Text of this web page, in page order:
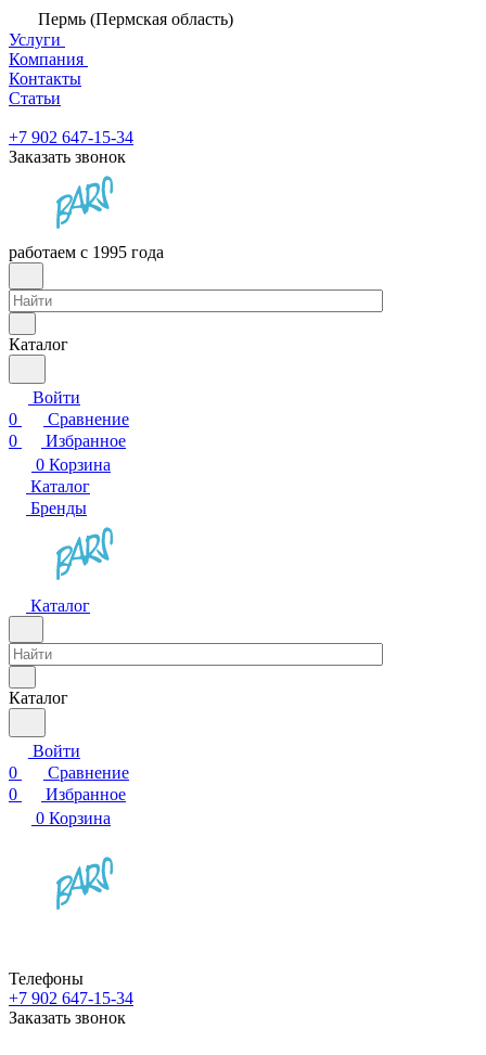
Пермь (Пермская область)
Услуги
Компания
Контакты
Статьи
+7 902 647-15-34
Заказать звонок
работаем с 1995 года
Каталог
Войти
0
Сравнение
0
Избранное
0 Корзина
Каталог
Бренды
Каталог
Каталог
Войти
0
Сравнение
0
Избранное
0 Корзина
Телефоны
+7 902 647-15-34
Заказать звонок